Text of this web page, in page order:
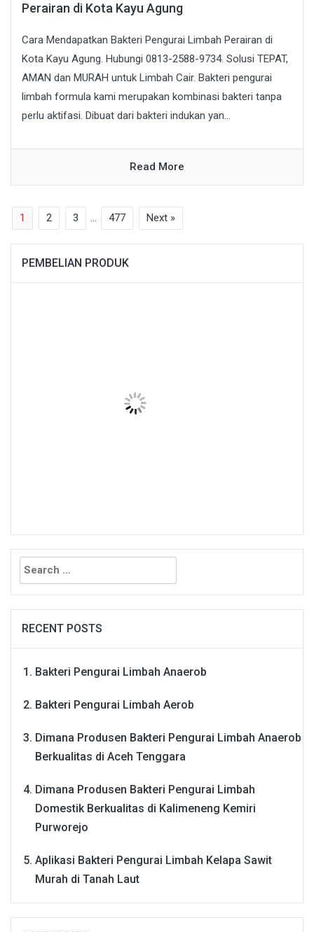
Perairan di Kota Kayu Agung
Cara Mendapatkan Bakteri Pengurai Limbah Perairan di
Kota Kayu Agung. Hubungi 0813-2588-9734. Solusi TEPAT,
AMAN dan MURAH untuk Limbah Cair. Bakteri pengurai
limbah formula kami merupakan kombinasi bakteri tanpa
perlu aktifasi. Dibuat dari bakteri indukan yan...
Read More
1 2 3 … 477 Next »
PEMBELIAN PRODUK
Search
for:
RECENT POSTS
Bakteri Pengurai Limbah Anaerob
Bakteri Pengurai Limbah Aerob
Dimana Produsen Bakteri Pengurai Limbah Anaerob
Berkualitas di Aceh Tenggara
Dimana Produsen Bakteri Pengurai Limbah
Domestik Berkualitas di Kalimeneng Kemiri
Purworejo
Aplikasi Bakteri Pengurai Limbah Kelapa Sawit
Murah di Tanah Laut